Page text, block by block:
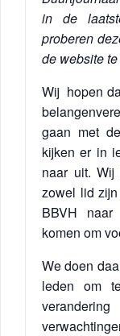
in de
proberen
de website
Wij hopen
gaan met
kijken er in
naar uit.
zowel lid
BBVH naar
komen om
We doen
leden om